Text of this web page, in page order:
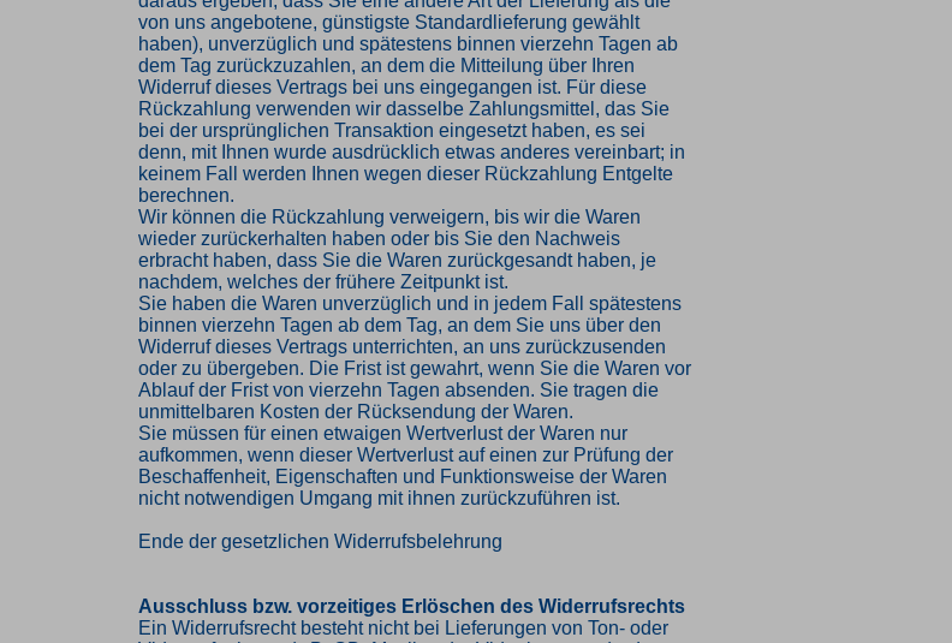
von uns angebotene, günstigste Standardlieferung gewählt
haben), unverzüglich und spätestens binnen vierzehn Tagen ab
dem Tag zurückzuzahlen, an dem die Mitteilung über Ihren
Widerruf dieses Vertrags bei uns eingegangen ist. Für diese
Rückzahlung verwenden wir dasselbe Zahlungsmittel, das Sie
bei der ursprünglichen Transaktion eingesetzt haben, es sei
denn, mit Ihnen wurde ausdrücklich etwas anderes vereinbart; in
keinem Fall werden Ihnen wegen dieser Rückzahlung Entgelte
berechnen.
Wir können die Rückzahlung verweigern, bis wir die Waren
wieder zurückerhalten haben oder bis Sie den Nachweis
erbracht haben, dass Sie die Waren zurückgesandt haben, je
nachdem, welches der frühere Zeitpunkt ist.
Sie haben die Waren unverzüglich und in jedem Fall spätestens
binnen vierzehn Tagen ab dem Tag, an dem Sie uns über den
Widerruf dieses Vertrags unterrichten, an uns zurückzusenden
oder zu übergeben. Die Frist ist gewahrt, wenn Sie die Waren vor
Ablauf der Frist von vierzehn Tagen absenden. Sie tragen die
unmittelbaren Kosten der Rücksendung der Waren.
Sie müssen für einen etwaigen Wertverlust der Waren nur
aufkommen, wenn dieser Wertverlust auf einen zur Prüfung der
Beschaffenheit, Eigenschaften und Funktionsweise der Waren
nicht notwendigen Umgang mit ihnen zurückzuführen ist.
Ende der gesetzlichen Widerrufsbelehrung
Ausschluss bzw. vorzeitiges Erlöschen des Widerrufsrechts
Ein Widerrufsrecht besteht nicht bei Lieferungen von Ton- oder